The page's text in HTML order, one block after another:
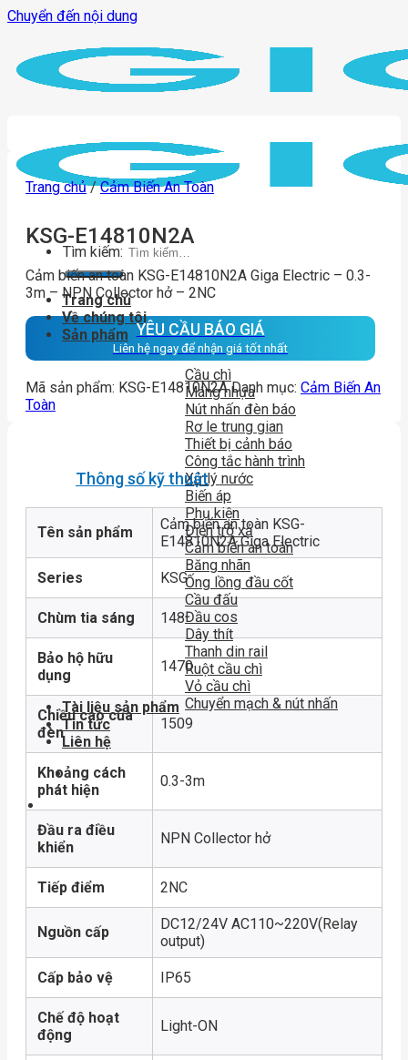
Chuyển đến nội dung
Tìm kiếm:
Trang chủ
Về chúng tôi
Sản phẩm
Cầu chì
Máng nhựa
Nút nhấn đèn báo
Rơ le trung gian
Thiết bị cảnh báo
Công tắc hành trình
Xử lý nước
Biến áp
Phụ kiện
Điện trở xả
Cảm biến an toàn
Băng nhãn
Ống lồng đầu cốt
Cầu đấu
Đầu cos
Dây thít
Thanh din rail
Ruột cầu chì
Vỏ cầu chì
Chuyển mạch & nút nhấn
Tài liệu sản phẩm
Tin tức
Liên hệ
Trang chủ / Cảm Biến An Toàn
KSG-E14810N2A
Cảm biến an toàn KSG-E14810N2A Giga Electric – 0.3-
3m – NPN Collector hở – 2NC
YÊU CẦU BÁO GIÁ
Liên hệ ngay để nhận giá tốt nhất
Mã sản phẩm: KSG-E14810N2A Danh mục: Cảm Biến An
Toàn
Thông số kỹ thuật
Tên sản phẩm
Cảm biến an toàn KSG-
E14810N2A Giga Electric
Series KSG
Chùm tia sáng 148
Bảo hộ hữu
dụng
1470
Chiều cao của
đèn
1509
Khoảng cách
phát hiện
0.3-3m
Đầu ra điều
khiển
NPN Collector hở
Tiếp điểm 2NC
Nguồn cấp
DC12/24V AC110~220V(Relay
output)
Cấp bảo vệ IP65
Chế độ hoạt
động
Light-ON